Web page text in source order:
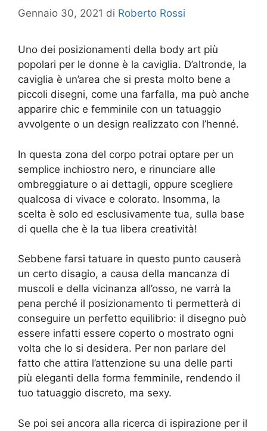
Gennaio 30, 2021 di Roberto Rossi
Uno dei posizionamenti della body art più
popolari per le donne è la caviglia. D’altronde, la
caviglia è un’area che si presta molto bene a
piccoli disegni, come una farfalla, ma può anche
apparire chic e femminile con un tatuaggio
avvolgente o un design realizzato con l’henné.
In questa zona del corpo potrai optare per un
semplice inchiostro nero, e rinunciare alle
ombreggiature o ai dettagli, oppure scegliere
qualcosa di vivace e colorato. Insomma, la
scelta è solo ed esclusivamente tua, sulla base
di quella che è la tua libera creatività!
Sebbene farsi tatuare in questo punto causerà
un certo disagio, a causa della mancanza di
muscoli e della vicinanza all’osso, ne varrà la
pena perché il posizionamento ti permetterà di
conseguire un perfetto equilibrio: il disegno può
essere infatti essere coperto o mostrato ogni
volta che lo si desidera. Per non parlare del
fatto che attira l’attenzione su una delle parti
più eleganti della forma femminile, rendendo il
tuo tatuaggio discreto, ma sexy.
Se poi sei ancora alla ricerca di ispirazione per il